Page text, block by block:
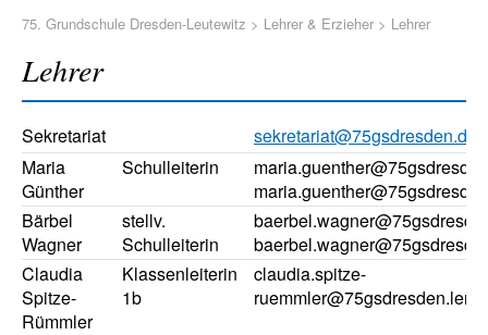
75. Grundschule Dresden-Leutewitz > Lehrer & Erzieher > Lehrer
Lehrer
Sekretariat
sekretariat@75gsdresden.de
Maria
Günther
Schulleiterin
Bärbel
Wagner
stellv.
Schulleiterin
Claudia
Spitze-
Rümmler
Klassenleiterin
1b
claudia.spitze-